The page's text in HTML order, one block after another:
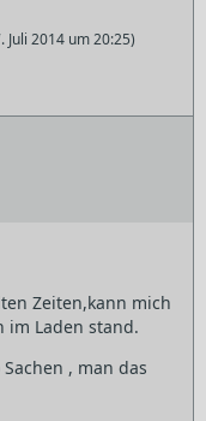
Juli 2014 um 20:25)
Zeiten,kann mich
im Laden stand.
, man das